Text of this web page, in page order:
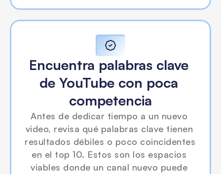
Encuentra palabras clave
de YouTube con poca
competencia
Antes de dedicar tiempo a un nuevo
video, revisa qué palabras clave tienen
resultados débiles o poco coincidentes
en el top 10. Estos son los espacios
viables donde un canal nuevo puede